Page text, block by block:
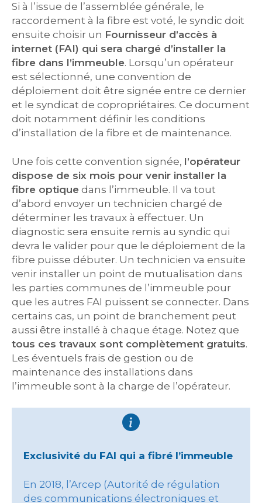
Si à l’issue de l’assemblée générale, le
raccordement à la fibre est voté, le syndic doit
ensuite choisir un Fournisseur d’accès à
internet (FAI) qui sera chargé d’installer la
fibre dans l’immeuble. Lorsqu’un opérateur
est sélectionné, une convention de
déploiement doit être signée entre ce dernier
et le syndicat de copropriétaires. Ce document
doit notamment définir les conditions
d’installation de la fibre et de maintenance.
Une fois cette convention signée, l’opérateur
dispose de six mois pour venir installer la
fibre optique dans l’immeuble. Il va tout
d’abord envoyer un technicien chargé de
déterminer les travaux à effectuer. Un
diagnostic sera ensuite remis au syndic qui
devra le valider pour que le déploiement de la
fibre puisse débuter. Un technicien va ensuite
venir installer un point de mutualisation dans
les parties communes de l’immeuble pour
que les autres FAI puissent se connecter. Dans
certains cas, un point de branchement peut
aussi être installé à chaque étage. Notez que
tous ces travaux sont complètement gratuits.
Les éventuels frais de gestion ou de
maintenance des installations dans
l’immeuble sont à la charge de l’opérateur.
Exclusivité du FAI qui a fibré l’immeuble
En 2018, l’Arcep (Autorité de régulation
des communications électroniques et